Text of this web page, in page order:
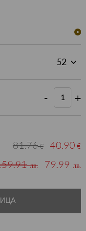
- +
81.76€ 40.90 €
лв. 79.99 лв.